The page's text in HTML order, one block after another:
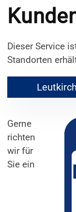
Dieser Service
Standorten
Leutkirch
Gerne
richten
wir für
Sie ein